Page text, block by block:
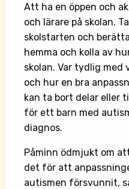
Att ha en öppen och
och lärare på skolan.
skolstarten och
hemma och kolla av
skolan. Var tydlig med
och hur en bra
kan ta bort delar eller
för ett barn med
diagnos.
Påminn ödmjukt om
det för att
autismen försvunnit,